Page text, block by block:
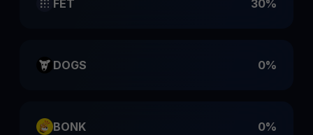
FET 30%
DOGS 0%
BONK 0%